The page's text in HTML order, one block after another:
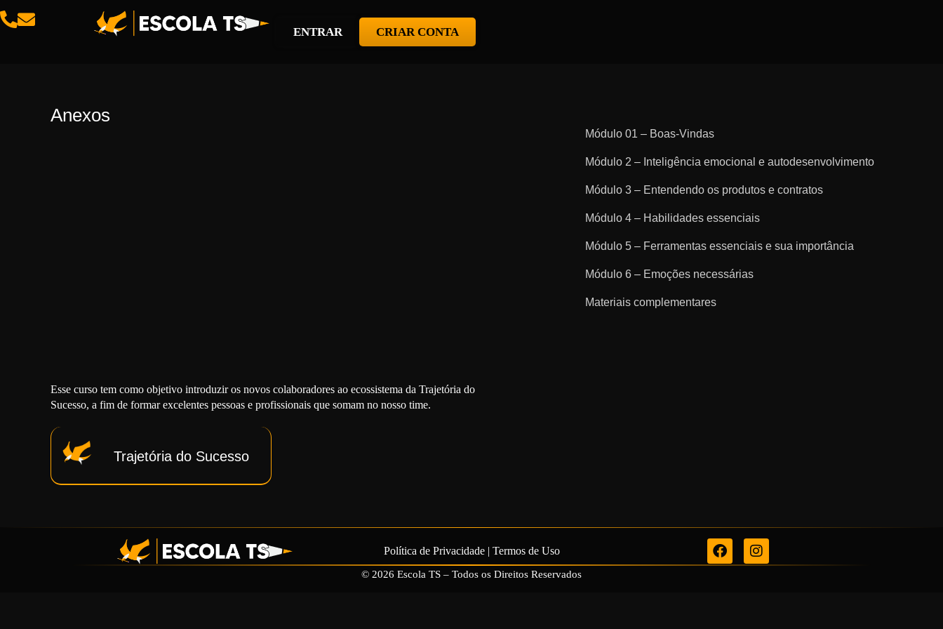
ENTRAR CRIAR CONTA
Anexos
Esse curso tem como objetivo introduzir os novos colaboradores ao ecossistema da Trajetória do
Sucesso, a fim de formar excelentes pessoas e profissionais que somam no nosso time.
Trajetória do Sucesso
Módulo 01 – Boas-Vindas
Módulo 2 – Inteligência emocional e autodesenvolvimento
Módulo 3 – Entendendo os produtos e contratos
Módulo 4 – Habilidades essenciais
Módulo 5 – Ferramentas essenciais e sua importância
Módulo 6 – Emoções necessárias
Materiais complementares
Política de Privacidade| Termos de Uso
© 2026 Escola TS – Todos os Direitos Reservados